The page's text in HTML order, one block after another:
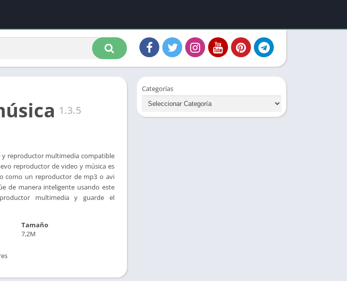
1.3.5
y reproductor multimedia compatible
reproductor de video y música es
como un reproductor de mp3 o avi
de manera inteligente usando este
multimedia y guarde el
Tamaño
7,2M
Categorías